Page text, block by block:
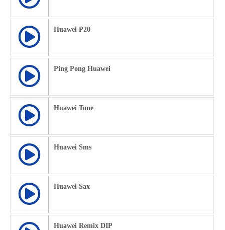
Huawei P20
Ping Pong Huawei
Huawei Tone
Huawei Sms
Huawei Sax
Huawei Remix DIP